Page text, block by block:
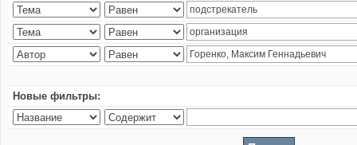
Новые фильтры: